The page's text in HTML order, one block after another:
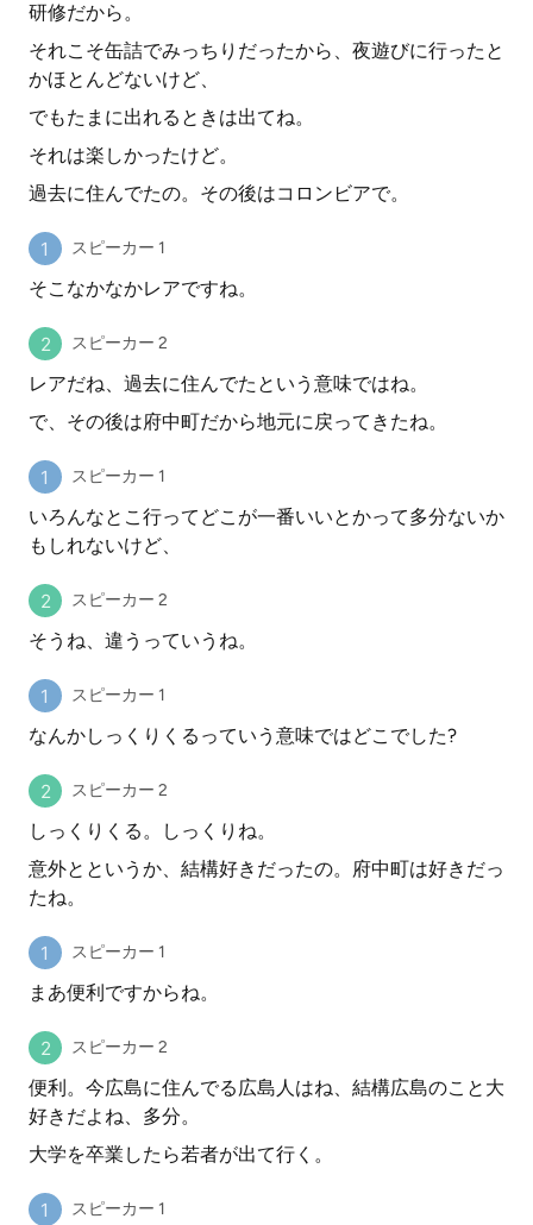
研修だから。
それこそ缶詰でみっちりだったから、夜遊びに行ったと
かほとんどないけど、
でもたまに出れるときは出てね。
それは楽しかったけど。
過去に住んでたの。その後はコロンビアで。
スピーカー 1
そこなかなかレアですね。
スピーカー 2
レアだね、過去に住んでたという意味ではね。
で、その後は府中町だから地元に戻ってきたね。
スピーカー 1
いろんなとこ行ってどこが一番いいとかって多分ないか
もしれないけど、
スピーカー 2
そうね、違うっていうね。
スピーカー 1
なんかしっくりくるっていう意味ではどこでした?
スピーカー 2
しっくりくる。しっくりね。
意外とというか、結構好きだったの。府中町は好きだっ
たね。
スピーカー 1
まあ便利ですからね。
スピーカー 2
便利。今広島に住んでる広島人はね、結構広島のこと大
好きだよね、多分。
大学を卒業したら若者が出て行く。
スピーカー 1